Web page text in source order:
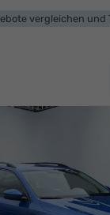
vergleichen und